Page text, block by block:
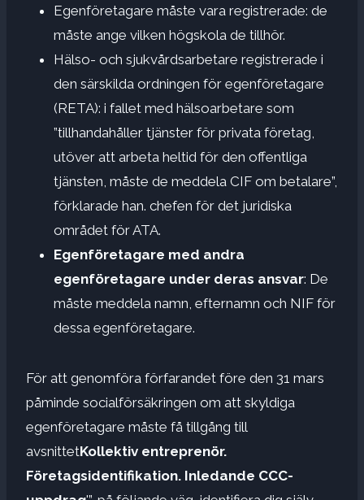
Egenföretagare måste vara registrerade: de
måste ange vilken högskola de tillhör.
Hälso- och sjukvårdsarbetare registrerade i
den särskilda ordningen för egenföretagare
(RETA): i fallet med hälsoarbetare som
”tillhandahåller tjänster för privata företag,
utöver att arbeta heltid för den offentliga
tjänsten, måste de meddela CIF om betalare”,
förklarade han. chefen för det juridiska
området för ATA.
Egenföretagare med andra
egenföretagare under deras ansvar: De
måste meddela namn, efternamn och NIF för
dessa egenföretagare.
För att genomföra förfarandet före den 31 mars
påminde socialförsäkringen om att skyldiga
egenföretagare måste få tillgång till
avsnittetKollektiv entreprenör.
Företagsidentifikation. Inledande CCC-